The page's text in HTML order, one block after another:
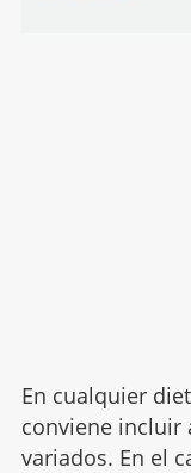
En cualquier
conviene incluir
variados. En el